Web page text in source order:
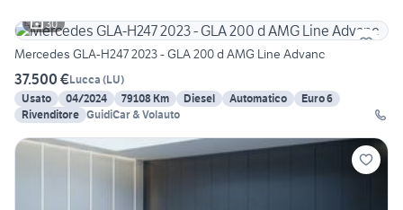
30
Mercedes GLA-H247 2023 - GLA 200 d AMG Line Advanc
37.500 €Lucca (LU)
Usato
04/2024 79108 Km Diesel Automatico
Euro 6
Rivenditore GuidiCar & Volauto